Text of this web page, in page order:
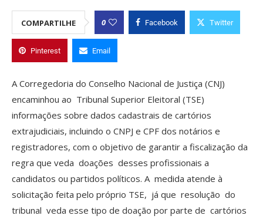
COMPARTILHE 0 Facebook Twitter
Pinterest Email
A Corregedoria do Conselho Nacional de Justiça (CNJ)
encaminhou ao Tribunal Superior Eleitoral (TSE)
informações sobre dados cadastrais de cartórios
extrajudiciais, incluindo o CNPJ e CPF dos notários e
registradores, com o objetivo de garantir a fiscalização da
regra que veda doações desses profissionais a
candidatos ou partidos políticos. A medida atende à
solicitação feita pelo próprio TSE, já que resolução do
tribunal veda esse tipo de doação por parte de cartórios